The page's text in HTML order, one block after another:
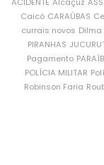
Caicó CARAÚBAS
currais novos Dilma
PIRANHAS
Pagamento
POLÍCIA MILITAR
Robinson Faria